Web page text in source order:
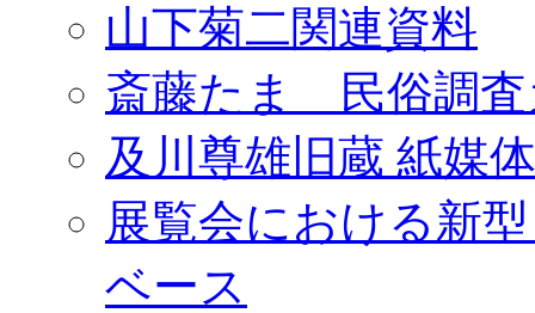
山下菊二関連資料
斎藤たま 民俗調査
及川尊雄旧蔵 紙媒
展覧会における新
ベース